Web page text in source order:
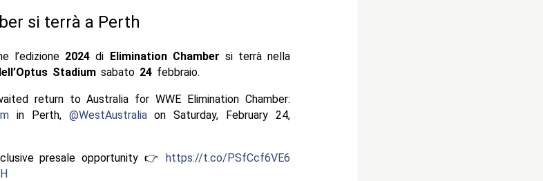
si terrà a Perth
l’edizione 2024 di Elimination Chamber si terrà nella
Stadiumsabato 24febbraio.
return to Australia for WWE Elimination Chamber:
in Perth, @WestAustraliaon Saturday, February 24,
presale opportunity 👉https://t.co/PSfCcf6VE6